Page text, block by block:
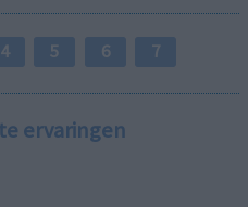
4 5 6 7
ervaringen